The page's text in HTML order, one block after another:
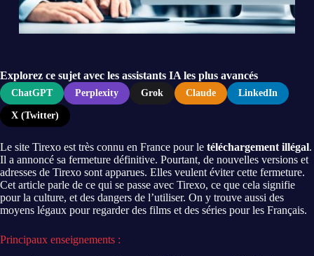
Explorez ce sujet avec les assistants IA les plus avancés
ChatGPT Perplexity Grok Claude LinkedIn
X (Twitter)
Le site Tirexo est très connu en France pour le téléchargement illégal.
Il a annoncé sa fermeture définitive. Pourtant, de nouvelles versions et
adresses de Tirexo sont apparues. Elles veulent éviter cette fermeture.
Cet article parle de ce qui se passe avec Tirexo, ce que cela signifie
pour la culture, et des dangers de l’utiliser. On y trouve aussi des
moyens légaux pour regarder des films et des séries pour les Français.
Principaux enseignements :